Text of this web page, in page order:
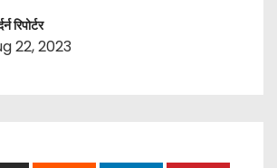
रिपोर्टर
22, 2023